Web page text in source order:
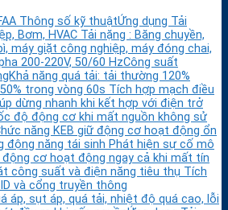
Thông số kỹ thuậtỨng dụng Tải
Bơm, HVAC Tải nặng : Băng chuyền,
máy giặt công nghiệp, máy đóng chai,
200-220V, 50/60 HzCông suất
năng quá tải: tải thường 120%
trong vòng 60s Tích hợp mạch điều
dừng nhanh khi kết hợp với điện trở
độ động cơ khi mất nguồn không sử
năng KEB giữ động cơ hoạt động ổn
động năng tái sinh Phát hiện sự cố mô
cơ hoạt động ngay cả khi mất tín
công suất và điện năng tiêu thụ Tích
và cổng truyền thông
áp, sụt áp, quá tải, nhiệt độ quá cao, lỗi